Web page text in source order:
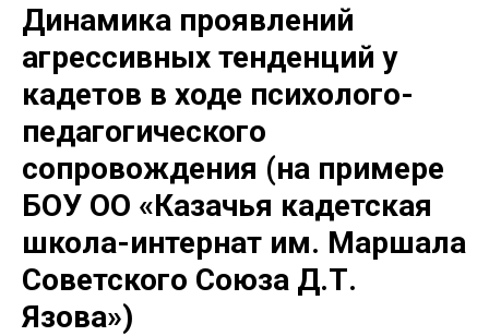
Динамика проявлений
агрессивных тенденций у
кадетов в ходе психолого-
педагогического
сопровождения (на примере
БОУ ОО «Казачья кадетская
школа-интернат им. Маршала
Советского Союза Д.Т.
Язова»)